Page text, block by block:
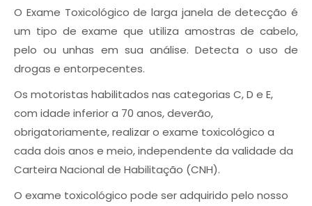
O Exame Toxicológico de larga janela de detecção é
um tipo de exame que utiliza amostras de cabelo,
pelo ou unhas em sua análise. Detecta o uso de
drogas e entorpecentes.
Os motoristas habilitados nas categorias C, D e E,
com idade inferior a 70 anos, deverão,
obrigatoriamente, realizar o exame toxicológico a
cada dois anos e meio, independente da validade da
Carteira Nacional de Habilitação (CNH).
O exame toxicológico pode ser adquirido pelo nosso